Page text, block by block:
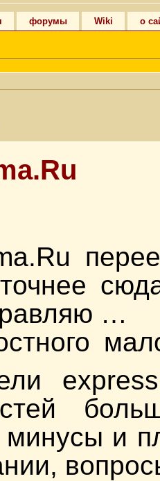
форумы Wiki о
…
минусы и